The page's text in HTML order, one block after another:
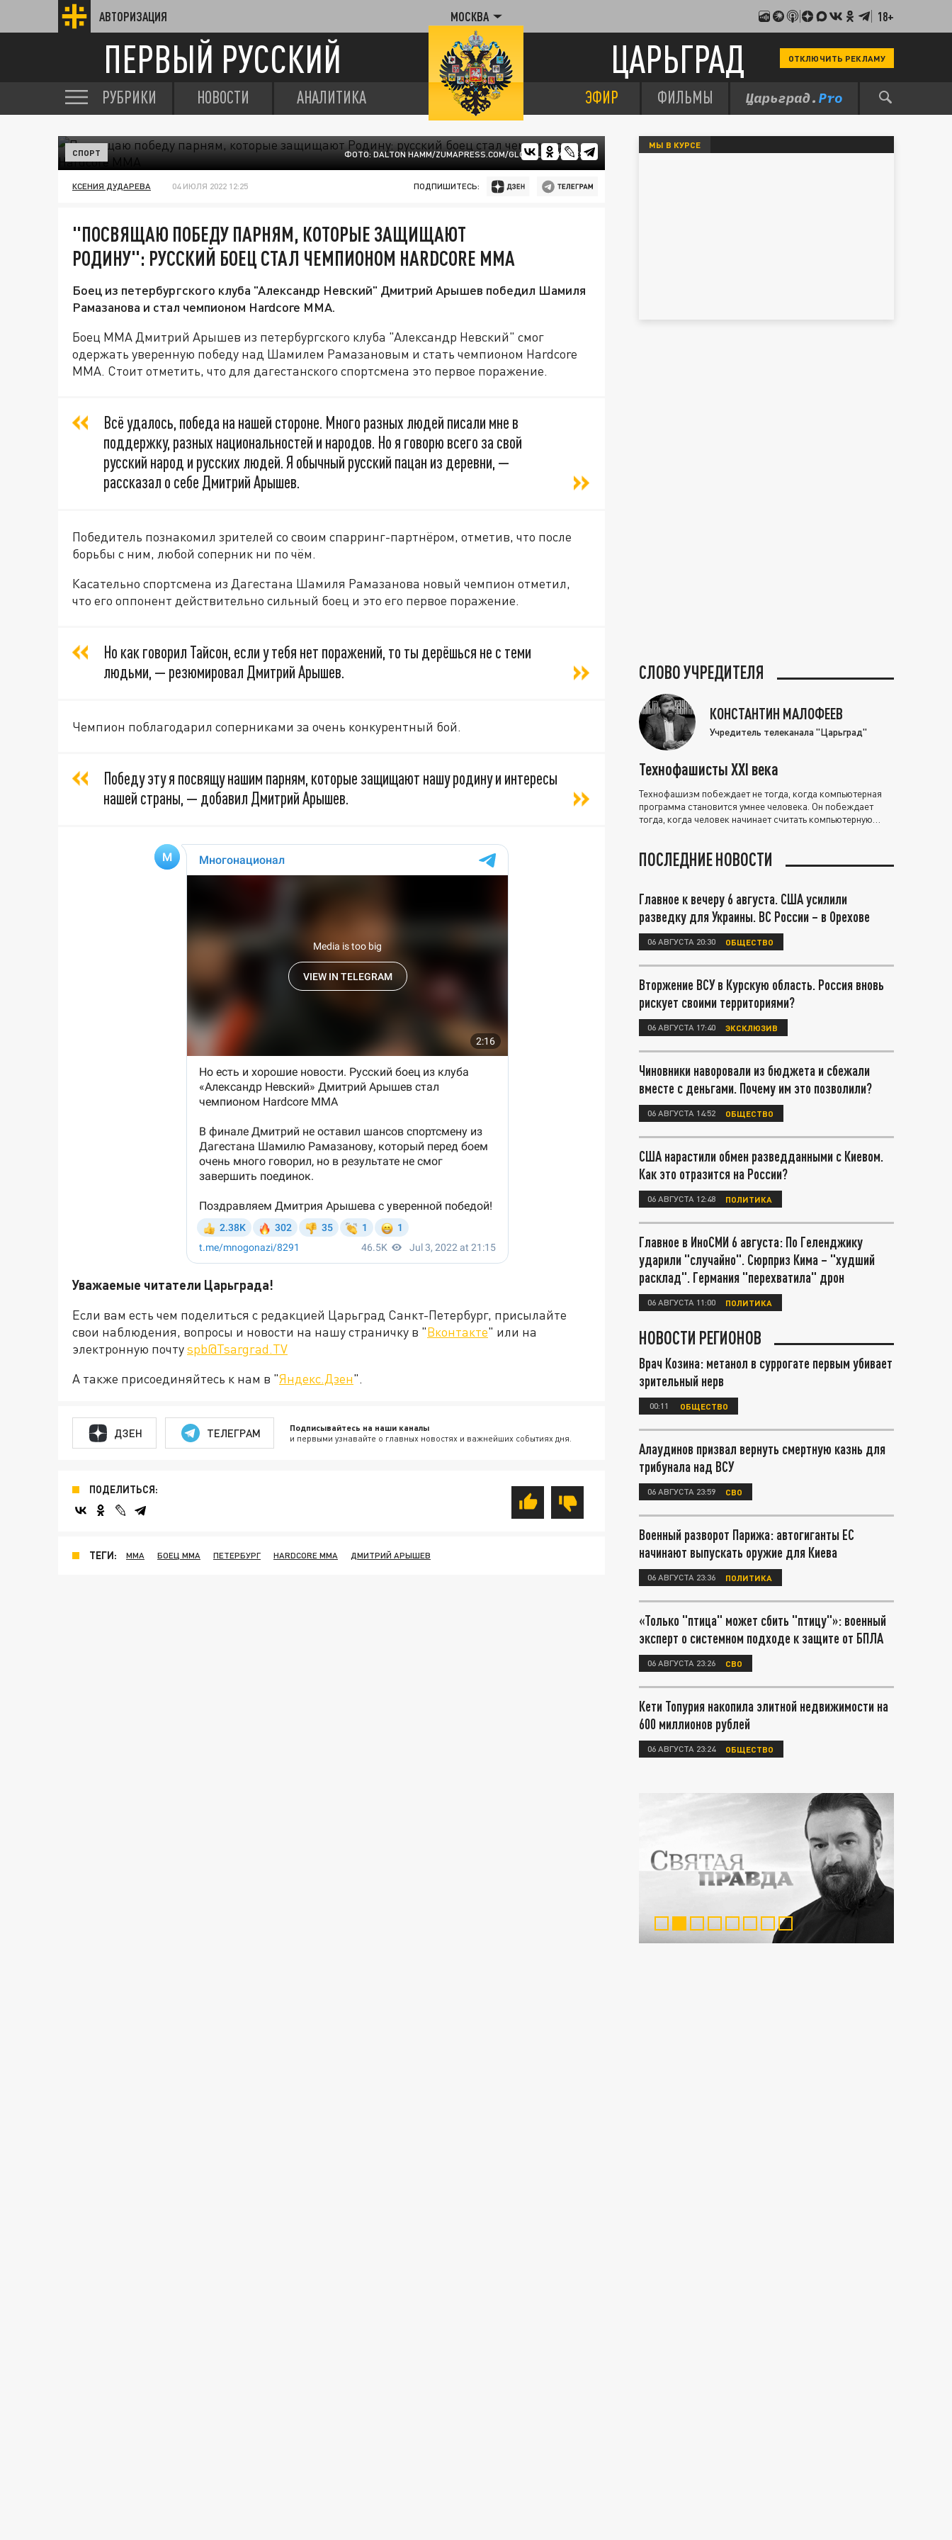
АВТОРИЗАЦИЯ МОСКВА 18+
ПЕРВЫЙ РУССКИЙ ЦАРЬГРАД ОТКЛЮЧИТЬ РЕКЛАМУ
РУБРИКИ НОВОСТИ АНАЛИТИКА ЭФИР ФИЛЬМЫ
ФОТО: DALTON HAMM/ZUMAPRESS.COM/GLOBALLOOKPRESS
СПОРТ
КСЕНИЯ ДУДАРЕВА 04 ИЮЛЯ 2022 12:25 ПОДПИШИТЕСЬ:
"ПОСВЯЩАЮ ПОБЕДУ ПАРНЯМ, КОТОРЫЕ ЗАЩИЩАЮТ
РОДИНУ": РУССКИЙ БОЕЦ СТАЛ ЧЕМПИОНОМ HARDCORE ММА
Боец из петербургского клуба "Александр Невский" Дмитрий Арышев победил Шамиля
Рамазанова и стал чемпионом Hardcore ММА.
Боец ММА Дмитрий Арышев из петербургского клуба "Александр Невский" смог
одержать уверенную победу над Шамилем Рамазановым и стать чемпионом Hardcore
ММА. Стоит отметить, что для дагестанского спортсмена это первое поражение.
Всё удалось, победа на нашей стороне. Много разных людей писали мне в
поддержку, разных национальностей и народов. Но я говорю всего за свой
русский народ и русских людей. Я обычный русский пацан из деревни, —
рассказал о себе Дмитрий Арышев.
Победитель познакомил зрителей со своим спарринг-партнёром, отметив, что после
борьбы с ним, любой соперник ни по чём.
Касательно спортсмена из Дагестана Шамиля Рамазанова новый чемпион отметил,
что его оппонент действительно сильный боец и это его первое поражение.
Но как говорил Тайсон, если у тебя нет поражений, то ты дерёшься не с теми
людьми, — резюмировал Дмитрий Арышев.
Чемпион поблагодарил соперниками за очень конкурентный бой.
Победу эту я посвящу нашим парням, которые защищают нашу родину и интересы
нашей страны, — добавил Дмитрий Арышев.
Уважаемые читатели Царьграда!
Если вам есть чем поделиться с редакцией Царьград Санкт-Петербург, присылайте
свои наблюдения, вопросы и новости на нашу страничку в "Вконтакте" или на
электронную почтуspb@Tsargrad.TV
А также присоединяйтесь к нам в "Яндекс.Дзен".
ДЗЕН ТЕЛЕГРАМ Подписывайтесь на наши каналы
и первыми узнавайте о главных новостях и важнейших событиях дня.
ПОДЕЛИТЬСЯ:
ТЕГИ: ММА БОЕЦ ММА ПЕТЕРБУРГ HARDCORE ММА ДМИТРИЙ АРЫШЕВ
МЫ В КУРСЕ
СЛОВО УЧРЕДИТЕЛЯ
КОНСТАНТИН МАЛОФЕЕВ
Учредитель телеканала "Царьград"
Технофашисты XXI века
Технофашизм побеждает не тогда, когда компьютерная
программа становится умнее человека. Он побеждает
тогда, когда человек начинает считать компьютерную
ПОСЛЕДНИЕ НОВОСТИ
Главное к вечеру 6 августа. США усилили
разведку для Украины. ВС России – в Орехове
06 АВГУСТА 20:30 ОБЩЕСТВО
Вторжение ВСУ в Курскую область. Россия вновь
рискует своими территориями?
06 АВГУСТА 17:40 ЭКСКЛЮЗИВ
Чиновники наворовали из бюджета и сбежали
вместе с деньгами. Почему им это позволили?
06 АВГУСТА 14:52 ОБЩЕСТВО
США нарастили обмен разведданными с Киевом.
Как это отразится на России?
06 АВГУСТА 12:48 ПОЛИТИКА
Главное в ИноСМИ 6 августа: По Геленджику
ударили "случайно". Сюрприз Кима – "худший
расклад". Германия "перехватила" дрон
06 АВГУСТА 11:00 ПОЛИТИКА
НОВОСТИ РЕГИОНОВ
Врач Козина: метанол в суррогате первым убивает
зрительный нерв
00:11 ОБЩЕСТВО
Алаудинов призвал вернуть смертную казнь для
трибунала над ВСУ
06 АВГУСТА 23:59 СВО
Военный разворот Парижа: автогиганты ЕС
начинают выпускать оружие для Киева
06 АВГУСТА 23:36 ПОЛИТИКА
«Только "птица" может сбить "птицу"»: военный
эксперт о системном подходе к защите от БПЛА
06 АВГУСТА 23:26 СВО
Кети Топурия накопила элитной недвижимости на
600 миллионов рублей
06 АВГУСТА 23:24 ОБЩЕСТВО